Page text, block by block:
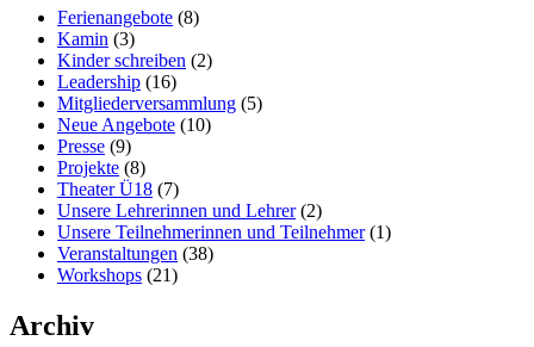
Ferienangebote (8)
Kamin (3)
Kinder schreiben (2)
Leadership (16)
Mitgliederversammlung (5)
Neue Angebote (10)
Presse (9)
Projekte (8)
Theater Ü18 (7)
Unsere Lehrerinnen und Lehrer(2)
Unsere Teilnehmerinnen und Teilnehmer(1)
Veranstaltungen (38)
Workshops (21)
Archiv